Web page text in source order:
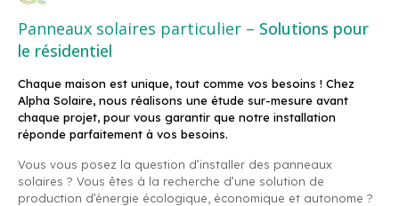
Panneaux solaires particulier – Solutions pour
le résidentiel
Chaque maison est unique, tout comme vos besoins ! Chez
Alpha Solaire, nous réalisons une étude sur-mesure avant
chaque projet, pour vous garantir que notre installation
réponde parfaitement à vos besoins.
Vous vous posez la question d’installer des panneaux
solaires ? Vous êtes à la recherche d’une solution de
production d’énergie écologique, économique et autonome ?